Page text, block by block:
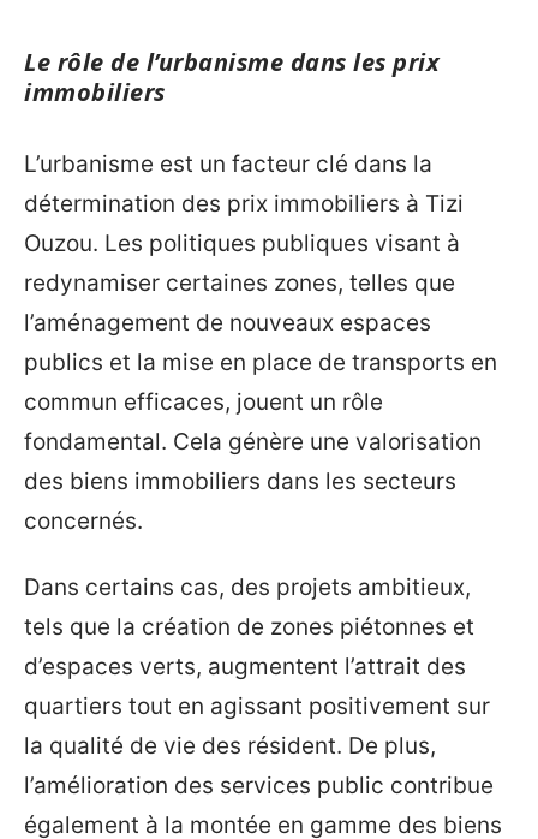
Le rôle de l’urbanisme dans les prix
immobiliers
L’urbanisme est un facteur clé dans la
détermination des prix immobiliers à Tizi
Ouzou. Les politiques publiques visant à
redynamiser certaines zones, telles que
l’aménagement de nouveaux espaces
publics et la mise en place de transports en
commun efficaces, jouent un rôle
fondamental. Cela génère une valorisation
des biens immobiliers dans les secteurs
concernés.
Dans certains cas, des projets ambitieux,
tels que la création de zones piétonnes et
d’espaces verts, augmentent l’attrait des
quartiers tout en agissant positivement sur
la qualité de vie des résident. De plus,
l’amélioration des services public contribue
également à la montée en gamme des biens